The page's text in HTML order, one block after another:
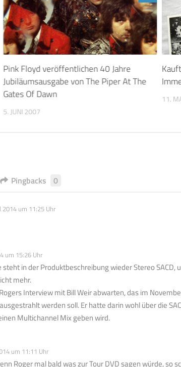
Pink Floyd veröffentlichen 40 Jahre
Jubiläumsausgabe von The Piper At The
Gates Of Dawn
5. JUNI 2007
11.
Pingbacks 0
2014 um 11:25 Uhr
um 15:26 Uhr
in der Produktbeschreibung wieder Stereo SACD,
mehr.
Interview mit Bill Weir abwarten, das im
werden soll. Er hatte darin wohl über die
Multichannel Mix geben wird.
um 11:11 Uhr
Roger mal bald was zur Tour DVD sagen würde, so